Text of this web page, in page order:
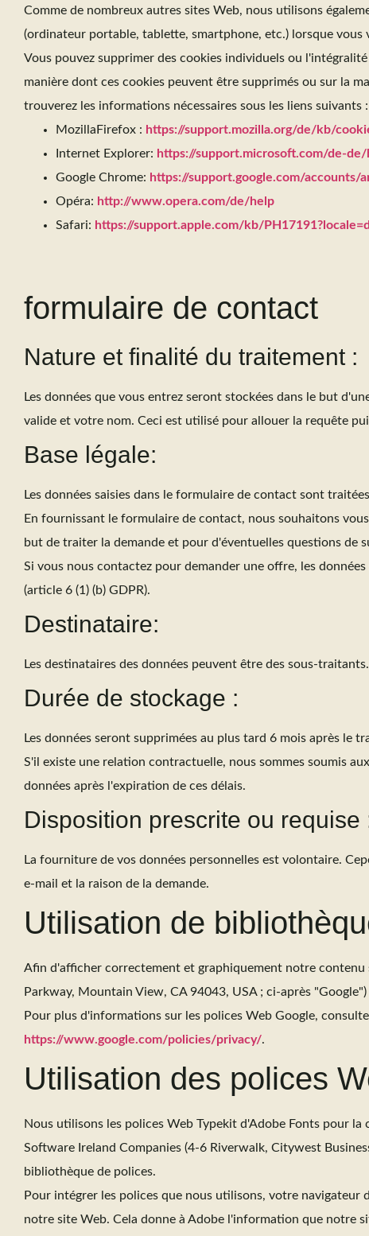
Comme de nombreux autres sites Web, nous utilisons
(ordinateur portable, tablette, smartphone, etc.) lorsque vous
Vous pouvez supprimer des cookies individuels ou
manière dont ces cookies peuvent être supprimés ou sur la
trouverez les informations nécessaires sous les liens suivants :
MozillaFirefox : https://support.mozilla.org/de/kb/
Internet Explorer: https://support.microsoft.com/de-
Google Chrome: https://support.google.com/accounts/
Opéra: http://www.opera.com/de/help
Safari: https://support.apple.com/kb/
formulaire de contact
Nature et finalité du traitement :
Les données que vous entrez seront stockées dans le but
valide et votre nom. Ceci est utilisé pour allouer la requête
Base légale:
Les données saisies dans le formulaire de contact sont
En fournissant le formulaire de contact, nous souhaitons
but de traiter la demande et pour d'éventuelles questions de
Si vous nous contactez pour demander une offre, les
(article 6 (1) (b) GDPR).
Destinataire:
Les destinataires des données peuvent être des sous-traitants.
Durée de stockage :
Les données seront supprimées au plus tard 6 mois après le
S'il existe une relation contractuelle, nous sommes soumis
données après l'expiration de ces délais.
Disposition prescrite ou requise
La fourniture de vos données personnelles est volontaire.
e-mail et la raison de la demande.
Utilisation de
Afin d'afficher correctement et graphiquement notre contenu
Parkway, Mountain View, CA 94043, USA ; ci-après
Pour plus d'informations sur les polices Web Google,
https://www.google.com/policies/privacy/.
Utilisation des polices
Nous utilisons les polices Web Typekit d'Adobe Fonts pour
Software Ireland Companies (4-6 Riverwalk, Citywest
bibliothèque de polices.
Pour intégrer les polices que nous utilisons, votre
notre site Web. Cela donne à Adobe l'information que notre